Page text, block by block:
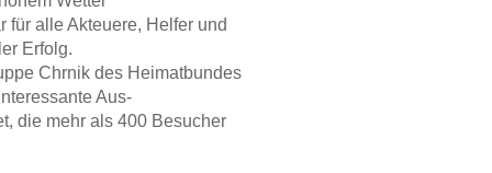
für alle Akteuere, Helfer und
Erfolg.
Chrnik des Heimatbundes
Aus-
die mehr als 400 Besucher